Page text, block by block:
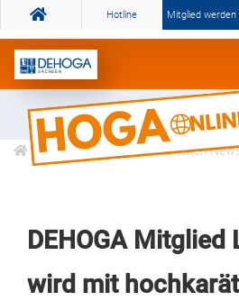
Hotline Mitglied werden
Gemeinsam
Informationen Branchen
DEHOGA
wird mit